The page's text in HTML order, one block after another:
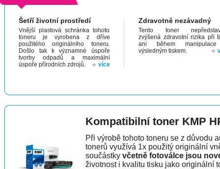
Šetří životní prostředí
Vnější plastová schránka tohoto
toneru je vyrobena z dříve
použitého originálního toneru.
Došlo tak k významné úspoře
tvorby odpadů a maximální
úspoře přírodních zdrojů.
více
Zdravotně nezávadný
Tento toner
zvýšená zdravotní rizika při
ani během
výsledným tiskem.
Kompatibilní toner KMP
Při výrobě tohoto toneru se z důvodu
tonerů využívá 1x použitý originální
součástky včetně fotoválce jsou
životnost i kvalitu tisku jako originální